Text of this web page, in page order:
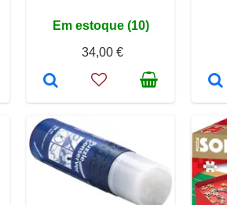
Em estoque (10)
34,00 €